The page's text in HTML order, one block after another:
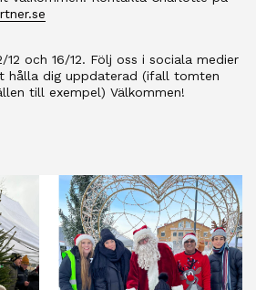
och 16/12. Följ oss i sociala medier
hålla dig uppdaterad (ifall tomten
till exempel) Välkommen!